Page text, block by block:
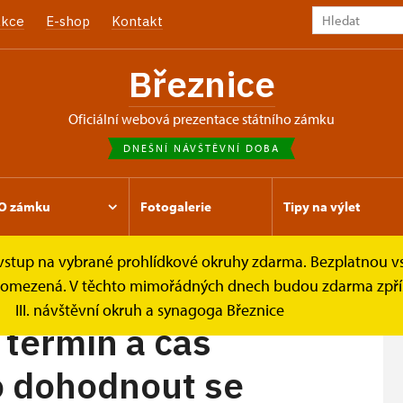
E-shop Kontakt
Březnice
oficiální webová prezentace státního zámku
DNEŠNÍ NÁVŠTĚVNÍ DOBA
zámku Fotogalerie Tipy na výlet
na vybrané prohlídkové okruhy zdarma. Bezplatnou
V těchto mimořádných dnech budou zdarma
III. návštěvní okruh a synagoga Březnice
okruhy Zámkem pro MŠ – termín a čas...
a čas
se